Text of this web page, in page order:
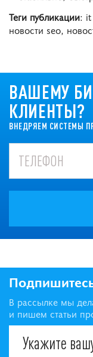
Теги публикации: it
новости seo,
ВАШЕМУ
КЛИЕНТЫ?
ВНЕДРЯЕМ СИСТЕМЫ
В рассылке мы
и пишем статьи